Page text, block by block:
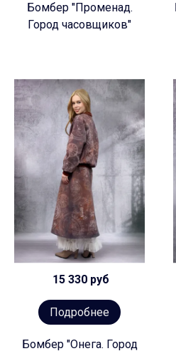
Бомбер "Променад.
Город часовщиков"
15 330 руб
Подробнее
Бомбер "Онега. Город